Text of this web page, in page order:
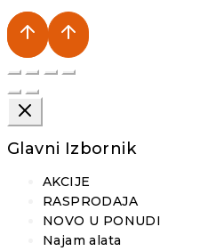
Glavni Izbornik
AKCIJE
RASPRODAJA
NOVO U PONUDI
Najam alata